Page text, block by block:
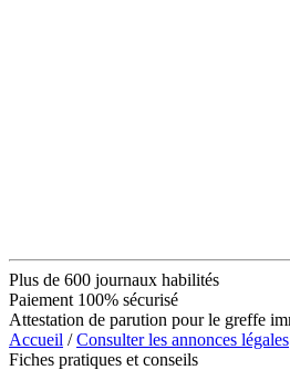
Plus de 600 journaux habilités
Paiement 100% sécurisé
Attestation de parution pour le greffe
Accueil /Consulter les annonces légales
Fiches pratiques et conseils